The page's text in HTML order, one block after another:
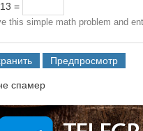
=
this simple math problem and
спамер